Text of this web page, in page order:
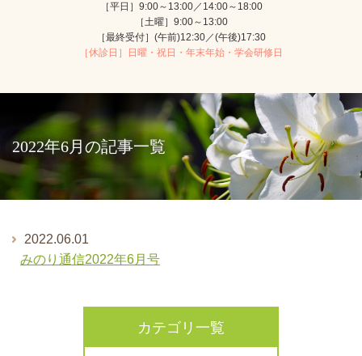
［平日］9:00～13:00／14:00～18:00
［土曜］9:00～13:00
［最終受付］(午前)12:30／(午後)17:30
［休診日］日曜・祝日・年末年始・学会研修日
2022年6月の記事一覧
2022.06.01
みのり通信2022年6月号
カテゴリ一覧